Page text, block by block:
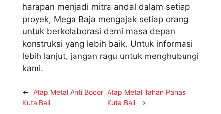
harapan menjadi mitra andal dalam setiap
proyek, Mega Baja mengajak setiap orang
untuk berkolaborasi demi masa depan
konstruksi yang lebih baik. Untuk informasi
lebih lanjut, jangan ragu untuk menghubungi
kami.
← Atap Metal Anti Bocor
Kuta Bali
Atap Metal Tahan Panas
Kuta Bali →